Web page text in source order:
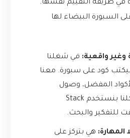
في طريقة التقييم نفسها.
السبورة البيضاء لها
واقعية: في شغلنا
بيكتب كود على سبورة. معنا
المفضل، وصول
للإنترنت (نعم، كلنا بنستخدم Stack
المهارة: هي بتركز على